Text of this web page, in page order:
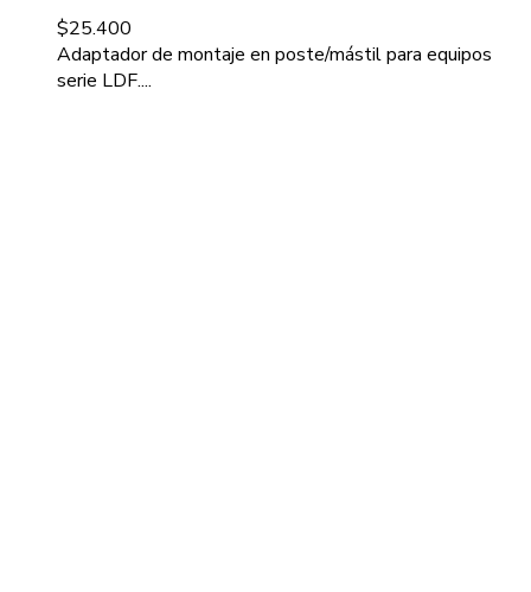
$25.400
Adaptador de montaje en poste/mástil para equipos
serie LDF....